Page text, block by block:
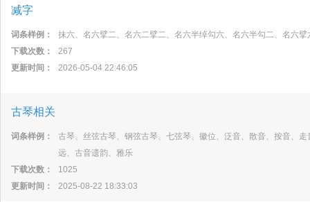
减字
词条样例：
抹六、名六擘二、名六二擘二、名六半绰勾六、名六半勾二、名六
下载次数：
267
更新时间：
2026-05-04 22:46:05
古琴相关
词条样例：
古琴、丝弦古琴、钢弦古琴、七弦琴、徽位、泛音、散音、按音、
远、古音遗韵、雅乐
下载次数：
1025
更新时间：
2025-08-22 18:33:03